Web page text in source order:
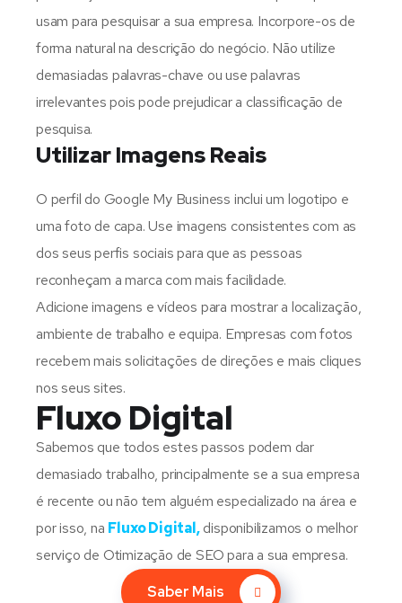
usam para pesquisar a sua empresa. Incorpore-os de
forma natural na descrição do negócio. Não utilize
demasiadas palavras-chave ou use palavras
irrelevantes poispode prejudicar a classificação de
pesquisa.
Utilizar Imagens Reais
O perfil do Google My Business inclui um logotipo e
uma foto de capa. Use imagens consistentes com as
dos seus perfis sociais para que as pessoas
reconheçam a marca com mais facilidade.
Adicione imagens e vídeos para mostrar a localização,
ambiente de trabalho e equipa. Empresas com fotos
recebem mais solicitações de direções e mais cliques
nos seus sites.
Fluxo Digital
Sabemos que todos estes passos podem dar
demasiado trabalho, principalmente se a sua empresa
é recente ou não tem alguém especializado na área e
por isso, na Fluxo Digital,disponibilizamos o melhor
serviço de Otimização de SEO para a sua empresa.
Saber Mais